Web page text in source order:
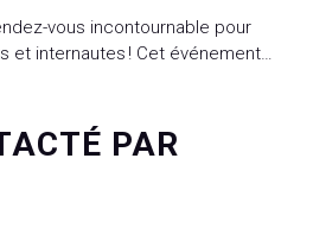
vous incontournable pour
et internautes ! Cet événement
chiffre d’affaires et aux seconds
Ça commence quand ?
A l’approche […]
PAR